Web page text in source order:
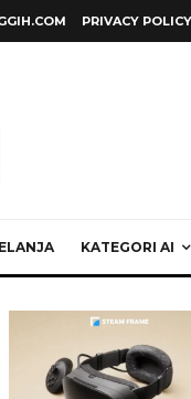
PRIVACY POLICY
KATEGORI AI